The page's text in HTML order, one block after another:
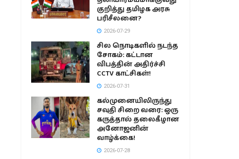
குறித்து தமிழக அரசு
பரிசீலனை?
2026-07-29
சில நொடிகளில் நடந்த
சோகம்: கட்டான
விபத்தின் அதிர்ச்சி
CCTV காட்சிகள்!
2026-07-31
கல்முனையிலிருந்து
சவுதி சிறை வரை: ஒரு
கருத்தால் தலைகீழான
அனோஜனின்
வாழ்க்கை!
2026-07-28